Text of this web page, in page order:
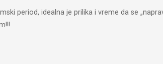
period, idealna je prilika i vreme da se